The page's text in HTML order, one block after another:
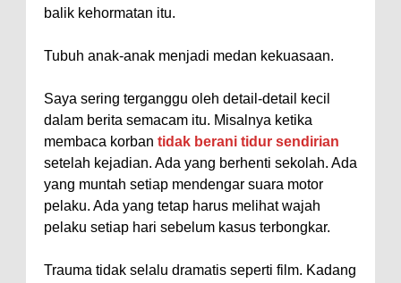
balik kehormatan itu.
Tubuh anak-anak menjadi medan kekuasaan.
Saya sering terganggu oleh detail-detail kecil
dalam berita semacam itu. Misalnya ketika
membaca korban tidak berani tidur sendirian
setelah kejadian. Ada yang berhenti sekolah. Ada
yang muntah setiap mendengar suara motor
pelaku. Ada yang tetap harus melihat wajah
pelaku setiap hari sebelum kasus terbongkar.
Trauma tidak selalu dramatis seperti film. Kadang